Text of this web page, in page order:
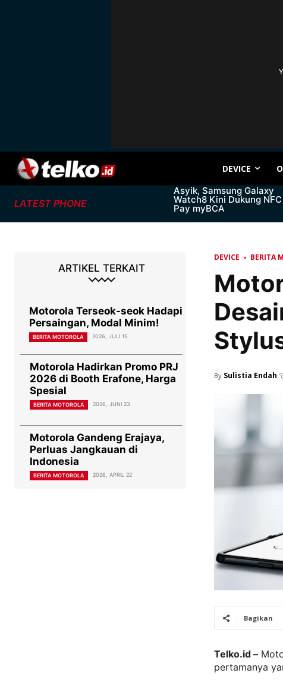
DEVICE
LATEST PHONE
Asyik, Samsung Galaxy
Watch8 Kini Dukung NFC
Pay myBCA
ARTIKEL TERKAIT
Motorola Terseok-seok Hadapi
Persaingan, Modal Minim!
BERITA MOTOROLA 2026, JULI 15
Motorola Hadirkan Promo PRJ
2026 di Booth Erafone, Harga
Spesial
BERITA MOTOROLA 2026, JUNI 23
Motorola Gandeng Erajaya,
Perluas Jangkauan di
Indonesia
BERITA MOTOROLA 2026, APRIL 22
DEVICE BERITA
By Sulistia Endah
Bagikan
Telko.id –
pertamanya